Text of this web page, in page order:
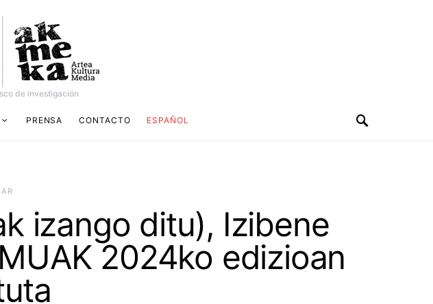
de investigación
PRENSA CONTACTO ESPAÑOL
izango ditu), Izibene
2024ko edizioan